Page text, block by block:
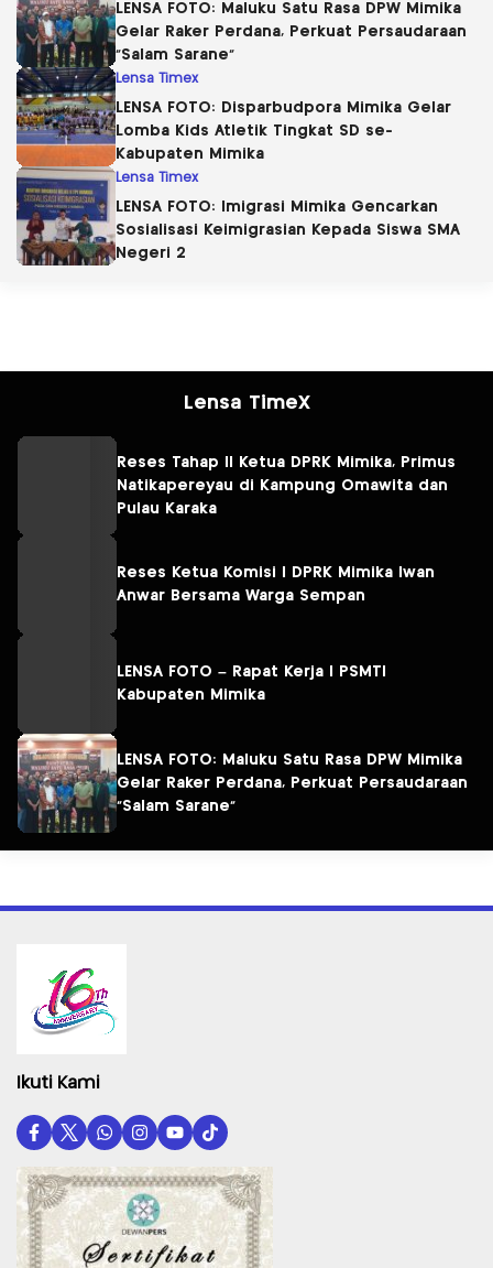
LENSA FOTO: Maluku Satu Rasa DPW Mimika
Gelar Raker Perdana, Perkuat Persaudaraan
“Salam Sarane”
Lensa Timex
LENSA FOTO: Disparbudpora Mimika Gelar
Lomba Kids Atletik Tingkat SD se-
Kabupaten Mimika
Lensa Timex
LENSA FOTO: Imigrasi Mimika Gencarkan
Sosialisasi Keimigrasian Kepada Siswa SMA
Negeri 2
Lensa TimeX
Reses Tahap II Ketua DPRK Mimika, Primus
Natikapereyau di Kampung Omawita dan
Pulau Karaka
Reses Ketua Komisi I DPRK Mimika Iwan
Anwar Bersama Warga Sempan
LENSA FOTO – Rapat Kerja I PSMTI
Kabupaten Mimika
LENSA FOTO: Maluku Satu Rasa DPW Mimika
Gelar Raker Perdana, Perkuat Persaudaraan
“Salam Sarane”
Ikuti Kami